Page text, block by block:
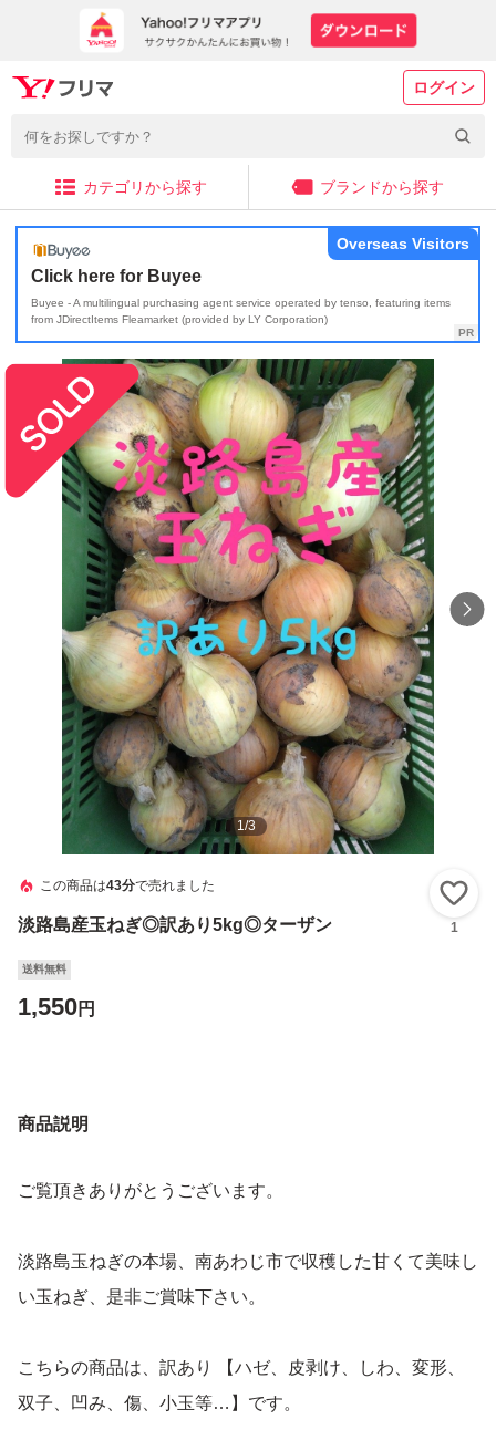
ログイン
カテゴリから探す ブランドから探す
Click here for Buyee
Buyee - A multilingual purchasing agent service operated by tenso, featuring items
from JDirectItems Fleamarket (provided by LY Corporation)
Overseas Visitors
1/3
この商品は43分で売れました
淡路島産玉ねぎ◎訳あり5kg◎ターザン 1
送料無料
1,550円
商品説明
ご覧頂きありがとうございます。
淡路島玉ねぎの本場、南あわじ市で収穫した甘くて美味し
い玉ねぎ、是非ご賞味下さい。
こちらの商品は、訳あり 【ハゼ、皮剥け、しわ、変形、
双子、凹み、傷、小玉等…】です。